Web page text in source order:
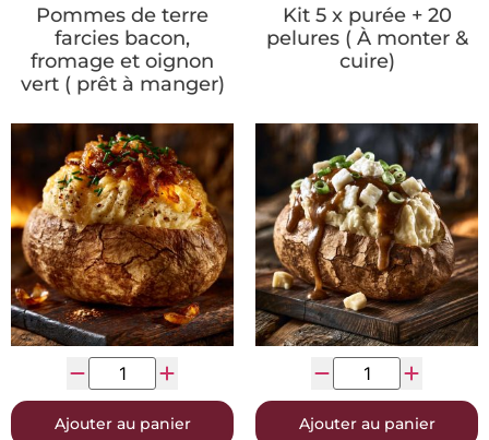
Pommes de terre
farcies bacon,
fromage et oignon
vert ( prêt à manger)
Kit 5 x purée + 20
pelures ( À monter &
cuire)
Ajouter au panier Ajouter au panier